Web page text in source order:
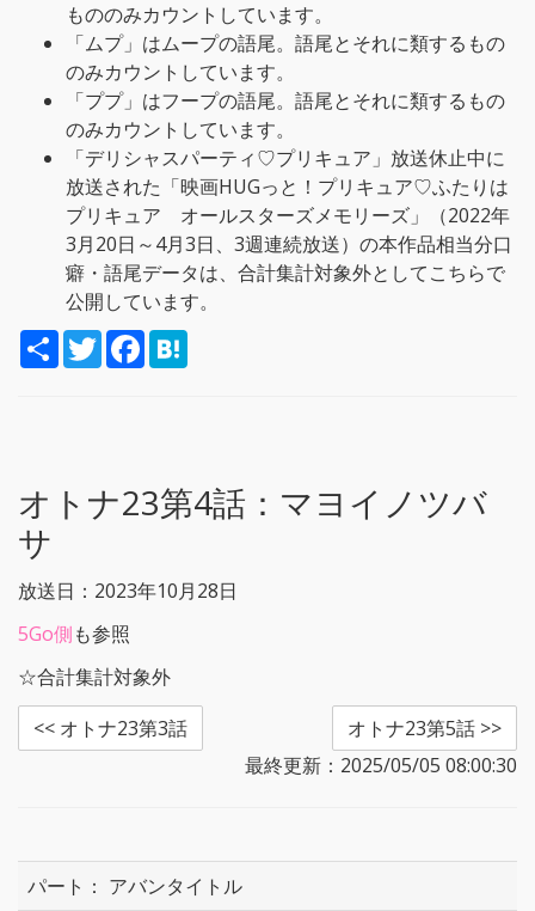
もののみカウントしています。
「ムプ」はムープの語尾。語尾とそれに類するもの
のみカウントしています。
「ププ」はフープの語尾。語尾とそれに類するもの
のみカウントしています。
「デリシャスパーティ♡プリキュア」放送休止中に
放送された「映画HUGっと！プリキュア♡ふたりは
プリキュア オールスターズメモリーズ」（2022年
3月20日～4月3日、3週連続放送）の本作品相当分口
癖・語尾データは、合計集計対象外としてこちらで
公開しています。
S
h
T
w
F
a
オトナ23第4話： マヨイノツバ
サ
放送日：2023年10月28日
5Go側も参照
☆合計集計対象外
<< オトナ23第3話
オトナ23第5話 >>
最終更新：2025/05/05 08:00:30
アバンタイトル